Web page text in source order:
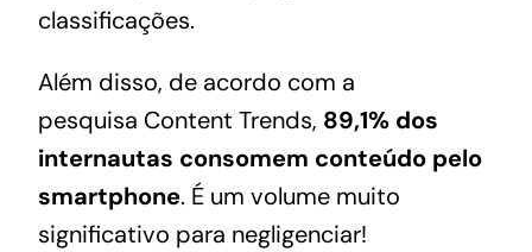
classificações.
Além disso, de acordo com a
pesquisa Content Trends, 89,1% dos
internautas consomem conteúdo pelo
smartphone. É um volume muito
significativo para negligenciar!